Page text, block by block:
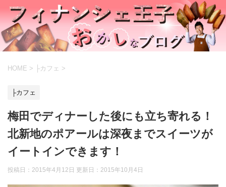
HOME > ├カフェ >
├カフェ
梅田でディナーした後にも立ち寄れる！
北新地のポアールは深夜までスイーツが
イートインできます！
投稿日：2015年4月12日 更新日： 2015年10月4日